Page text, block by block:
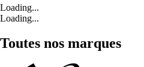
Loading...
Loading...
Toutes nos marques